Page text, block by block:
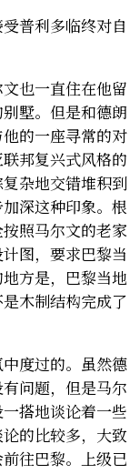
普利多临终对自
也一直住在他留
墅。但是和德朗
的一座寻常的对
邦复兴式风格的
杂地交错堆积到
深这种印象。根
照马尔文的老家
图，要求巴黎当
方是，巴黎当地
木制结构完成了
度过的。虽然德
问题，但是马尔
搭地谈论着一些
的比较多，大致
往巴黎。上级已